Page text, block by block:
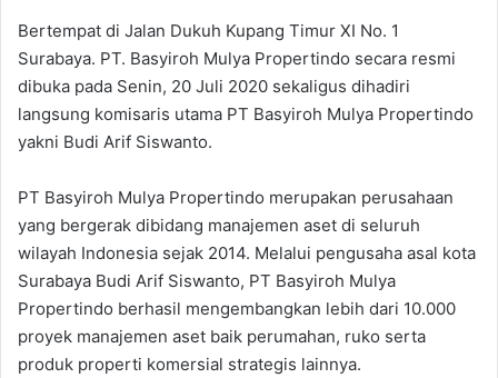
Bertempat di Jalan Dukuh Kupang Timur XI No. 1
Surabaya. PT. Basyiroh Mulya Propertindo secara resmi
dibuka pada Senin, 20 Juli 2020 sekaligus dihadiri
langsung komisaris utama PT Basyiroh Mulya Propertindo
yakni Budi Arif Siswanto.
PT Basyiroh Mulya Propertindo merupakan perusahaan
yang bergerak dibidang manajemen aset di seluruh
wilayah Indonesia sejak 2014. Melalui pengusaha asal kota
Surabaya Budi Arif Siswanto, PT Basyiroh Mulya
Propertindo berhasil mengembangkan lebih dari 10.000
proyek manajemen aset baik perumahan, ruko serta
produk properti komersial strategis lainnya.